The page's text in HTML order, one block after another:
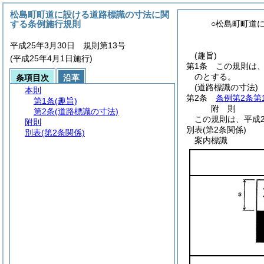
○松島町町道
(趣旨)
第1条
この規則は
のとする。
(道路標識の寸法)
第2条
条例第2条第
附 則
この規則は、平
別表(第2条関係)
案内標識
松島町町道に設ける道路標識の寸法に関
する条例施行規則
平成25年3月30日 規則第13号
(平成25年4月1日施行)
条項目次
沿革
本則
第1条(趣旨)
第2条(道路標識の寸法)
附則
別表(第2条関係)